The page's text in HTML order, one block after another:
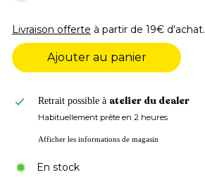
Livraison offerte à partir de 19€ d'achat.
Ajouter au panier
Retrait possible à atelier du dealer
Habituellement prête en 2 heures
Afficher les informations de magasin
En stock